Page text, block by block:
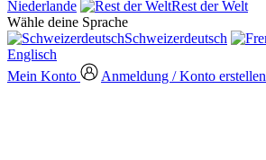
Niederlande
Rest der Welt
Wähle deine Sprache
Schweizerdeutsch
Englisch
Mein Konto
Anmeldung / Konto erstellen